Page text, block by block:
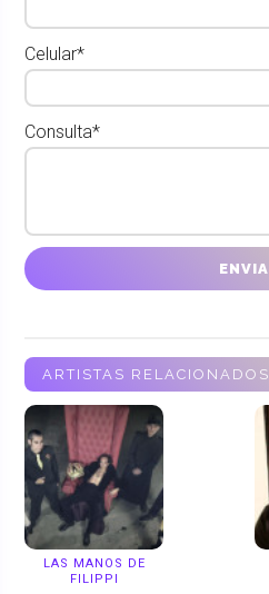
Celular*
Consulta*
ARTISTAS RELACIONADOS
LAS MANOS DE
FILIPPI